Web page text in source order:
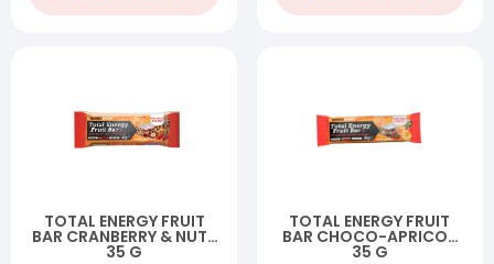
TOTAL ENERGY FRUIT
BAR CRANBERRY & NUTS
35 G
TOTAL ENERGY FRUIT
BAR CHOCO-APRICOT
35 G